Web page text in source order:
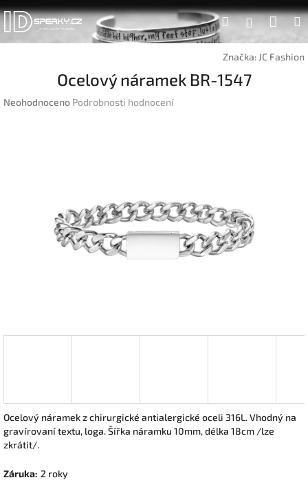
Přejít
na
obsah
Hledat
Značka: JC Fashion
Ocelový náramek BR-1547
Průměrné
Neohodnoceno Podrobnosti hodnocení
Ocelový náramek z chirurgické antialergické oceli 316L. Vhodný na
gravírovaní textu, loga. Šířka náramku 10mm, délka 18cm /lze
zkrátit/.
Záruka: 2 roky